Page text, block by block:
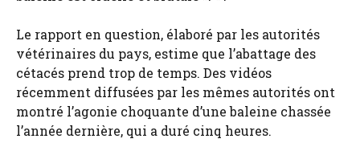
Le rapport en question, élaboré par les autorités
vétérinaires du pays, estime que l’abattage des
cétacés prend trop de temps. Des vidéos
récemment diffusées par les mêmes autorités ont
montré l’agonie choquante d’une baleine chassée
l’année dernière, qui a duré cinq heures.